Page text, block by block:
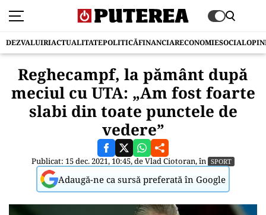
DEZVALUIRIACTUALITATEPOLITICĂFINANCIARECONOMIESOCIAL
Reghecampf, la pământ după
meciul cu UTA: „Am fost foarte
slabi din toate punctele de
vedere”
Publicat: 15 dec. 2021, 10:45, deVlad Ciotoran, în SPORT
Adaugă-ne ca sursă preferată în Google